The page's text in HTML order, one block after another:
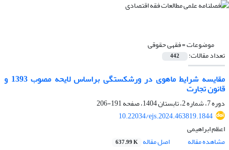
موضوعات =فقهی حقوقی
تعداد مقالات: 442
مقایسه شرایط ماهوی در ورشکستگی براساس لایحه مصوب 1393 و
قانون تجارت
دوره 7، شماره 2، تابستان 1404، صفحه
191-206
10.22034/ejs.2024.463819.1844
اعظم ابراهیمی
مشاهده مقاله
اصل مقاله 637.99 K